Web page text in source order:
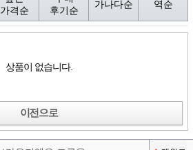
가격순
후기순
가나다순 역순
상품이 없습니다.
이전으로